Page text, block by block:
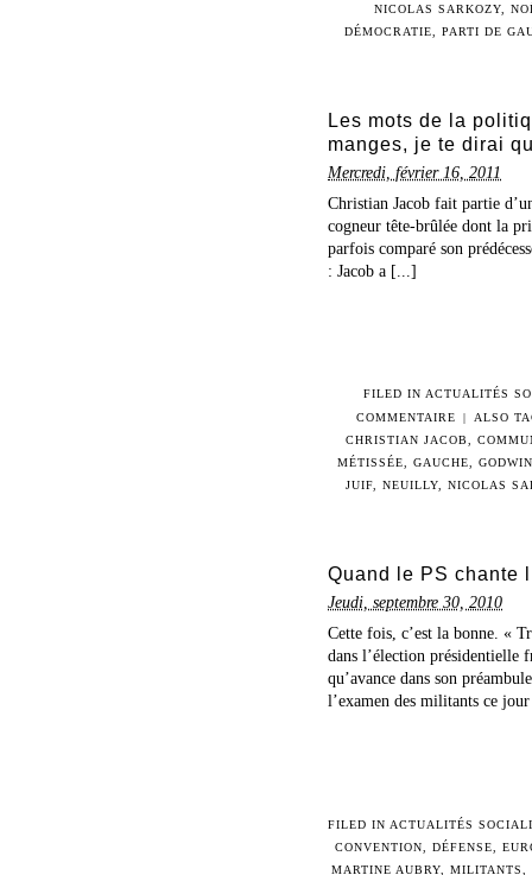
NICOLAS SARKOZY
DÉMOCRATIE
PARTI DE
Les mots de la
manges, je te dirai
Mercredi, février 16, 2011
Christian Jacob fait partie
cogneur tête-brûlée dont la
parfois comparé son
: Jacob a [...]
FILED IN ACTUALITÉS
COMMENTAIRE
|
ALSO
CHRISTIAN JACOB
MÉTISSÉE
GAUCHE
GODWIN
JUIF
NEUILLY NICOLAS
Quand le PS chante
Jeudi, septembre 30, 2010
Cette fois, c’est la bonne. «
dans l’élection présidentielle
qu’avance dans son
l’examen des militants ce
FILED IN ACTUALITÉS
CONVENTION
DÉFENSE
MARTINE AUBRY
MILITANTS